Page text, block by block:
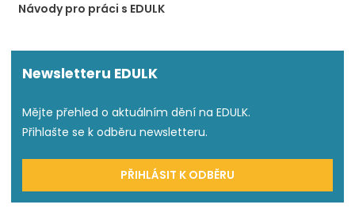
Návody pro práci s EDULK
Newsletteru EDULK
Mějte přehled o aktuálním dění na EDULK.
Přihlašte se k odběru newsletteru.
PŘIHLÁSIT K ODBĚRU